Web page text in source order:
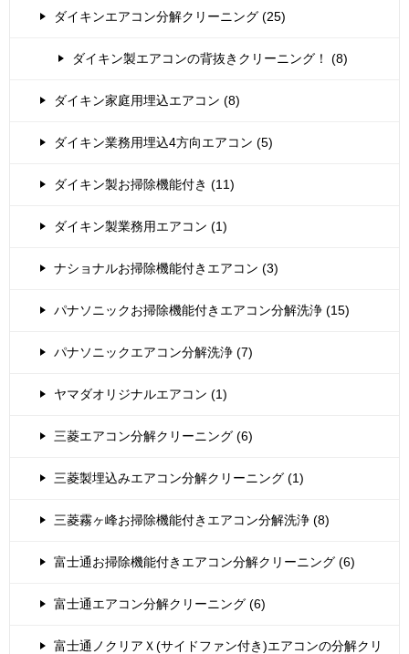
ダイキンエアコン分解クリーニング (25)
ダイキン製エアコンの背抜きクリーニング！ (8)
ダイキン家庭用埋込エアコン (8)
ダイキン業務用埋込4方向エアコン (5)
ダイキン製お掃除機能付き (11)
ダイキン製業務用エアコン (1)
ナショナルお掃除機能付きエアコン (3)
パナソニックお掃除機能付きエアコン分解洗浄 (15)
パナソニックエアコン分解洗浄 (7)
ヤマダオリジナルエアコン (1)
三菱エアコン分解クリーニング (6)
三菱製埋込みエアコン分解クリーニング (1)
三菱霧ヶ峰お掃除機能付きエアコン分解洗浄 (8)
富士通お掃除機能付きエアコン分解クリーニング (6)
富士通エアコン分解クリーニング (6)
富士通ノクリアＸ(サイドファン付き)エアコンの分解クリ